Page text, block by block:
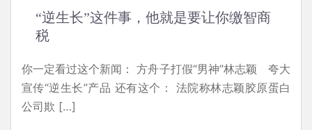
“逆生长”这件事，他就是要让你缴智商
税
你一定看过这个新闻： 方舟子打假“男神”林志颖 夸大
宣传“逆生长”产品 还有这个： 法院称林志颖胶原蛋白
公司欺 […]